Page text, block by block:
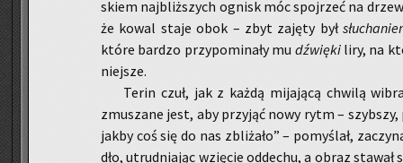
skiem naj­bliż­szych ognisk móc spoj­rzeć na
że kowal staje obok – zbyt za­ję­ty był
które bar­dzo przy­po­mi­na­ły mu dźwię­kiliry, na
niej­sze.
Terin czuł, jak z każdą mi­ja­ją­cą chwi­lą
zmu­sza­ne jest, aby przy­jąć nowy rytm –
jakby coś się do nas zbli­ża­ło” – po­my­ślał,
dło, utrud­nia­jąc wzię­cie od­de­chu, a obraz sta­wał